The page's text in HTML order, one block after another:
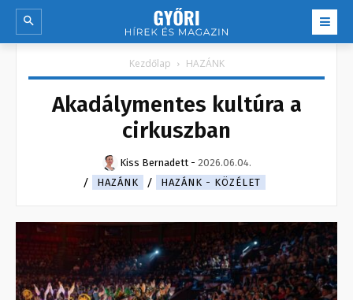
Kezdőlap HAZÁNK
Akadálymentes kultúra a
cirkuszban
Kiss Bernadett - 2026.06.04.
HAZÁNK
HAZÁNK - KÖZÉLET